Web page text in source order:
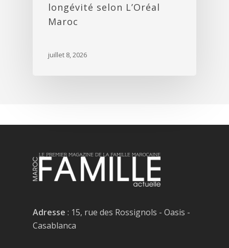
longévité selon L’Oréal
Maroc
juillet 8, 2026
Adresse : 15, rue des Rossignols - Oasis -
Casablanca